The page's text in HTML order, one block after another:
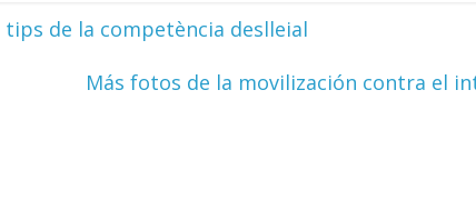
de la competència deslleial
Más fotos de la movilización contra el